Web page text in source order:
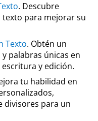
. Descubre
para mejorar su
Texto. Obtén un
palabras únicas en
y edición.
tu habilidad en
divisores para un